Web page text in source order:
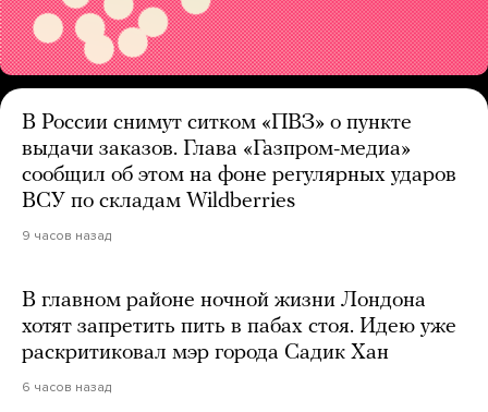
В России снимут ситком «ПВЗ» о пункте
выдачи заказов. Глава «Газпром-медиа»
сообщил об этом на фоне регулярных ударов
ВСУ по складам Wildberries
9 часов назад
В главном районе ночной жизни Лондона
хотят запретить пить в пабах стоя. Идею уже
раскритиковал мэр города Садик Хан
6 часов назад